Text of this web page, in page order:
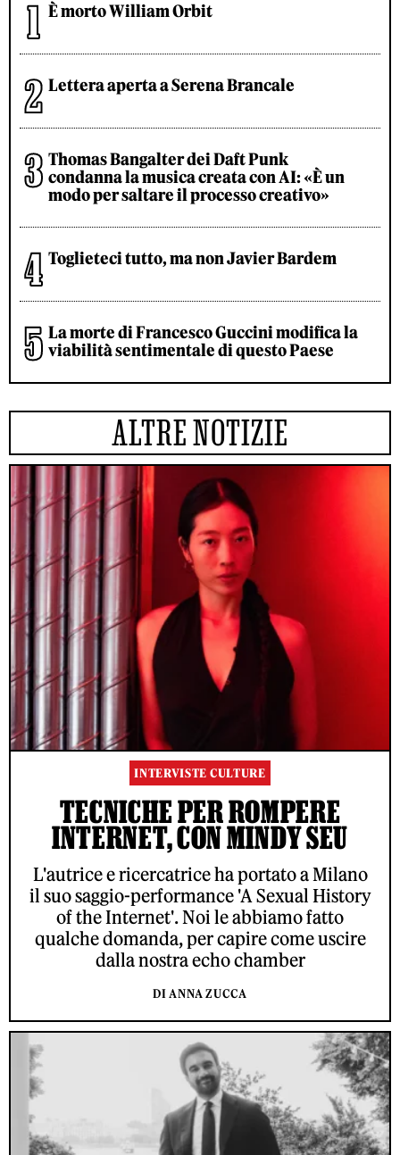
È morto William Orbit
Lettera aperta a Serena Brancale
Thomas Bangalter dei Daft Punk
condanna la musica creata con AI: «È un
modo per saltare il processo creativo»
Toglieteci tutto, ma non Javier Bardem
La morte di Francesco Guccini modifica la
viabilità sentimentale di questo Paese
ALTRE NOTIZIE
INTERVISTE CULTURE
TECNICHE PER ROMPERE
INTERNET, CON MINDY SEU
L'autrice e ricercatrice ha portato a Milano
il suo saggio-performance 'A Sexual History
of the Internet'. Noi le abbiamo fatto
qualche domanda, per capire come uscire
dalla nostra echo chamber
DI ANNA ZUCCA